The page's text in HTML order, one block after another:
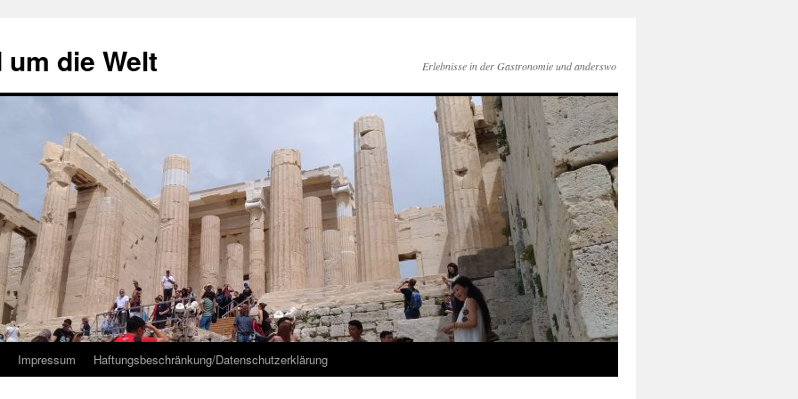
die Welt Erlebnisse in der Gastronomie und anderswo
Impressum Haftungsbeschränkung/Datenschutzerklärung